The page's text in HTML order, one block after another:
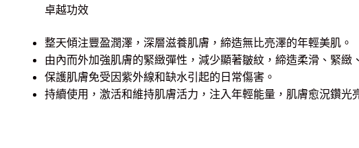
卓越功效
整天傾注豐盈潤澤，深層滋養肌膚，締造無比亮澤的年輕美肌。
由內而外加強肌膚的緊緻彈性，減少顯著皺紋，締造柔滑、緊緻
保護肌膚免受因紫外線和缺水引起的日常傷害。
持續使用，激活和維持肌膚活力，注入年輕能量，肌膚愈況鑽光